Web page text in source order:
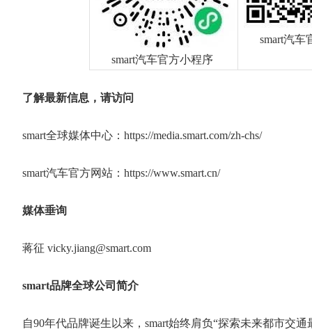
smart汽车官方小程序
smart汽车
了解最新信息，请访问
smart全球媒体中心：https://media.smart.com/zh-chs/
smart汽车官方网站：https://www.smart.cn/
媒体垂询
蒋征 vicky.jiang@smart.com
smart品牌全球公司简介
自90年代品牌诞生以来，smart始终肩负“探索未来都市交